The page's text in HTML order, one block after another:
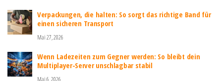
Verpackungen, die halten: So sorgt das richtige Band für
einen sicheren Transport
Mai 27, 2026
Wenn Ladezeiten zum Gegner werden: So bleibt dein
Multiplayer-Server unschlagbar stabil
Mai 6, 2026